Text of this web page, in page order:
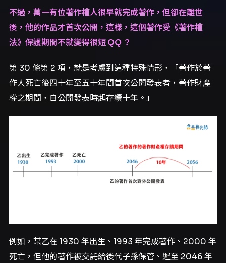
不過，萬一有位著作權人很早就完成著作，但卻在離世
後，他的作品才首次公開，這樣，這個著作受《著作權
法》保護期間不就變得很短 QQ ？
第 30 條第 2 項，就是考慮到這種特殊情形，「著作於著
作人死亡後四十年至五十年間首次公開發表者，著作財產
權之期間，自公開發表時起存續十年。」
例如，某乙在 1930 年出生、1993 年完成著作、2000 年
死亡，但他的著作被交託給後代子孫保管、遲至 2046 年